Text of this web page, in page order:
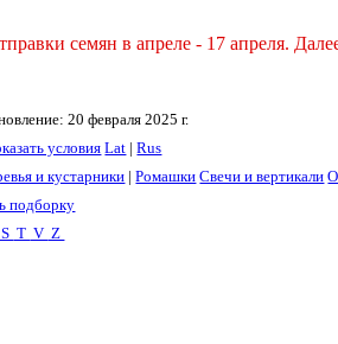
семян в апреле - 17 апреля.
20 февраля 2025 г.
условия Lat |Rus
и кустарники |Ромашки Свечи и вертикали
подборку
S T V Z